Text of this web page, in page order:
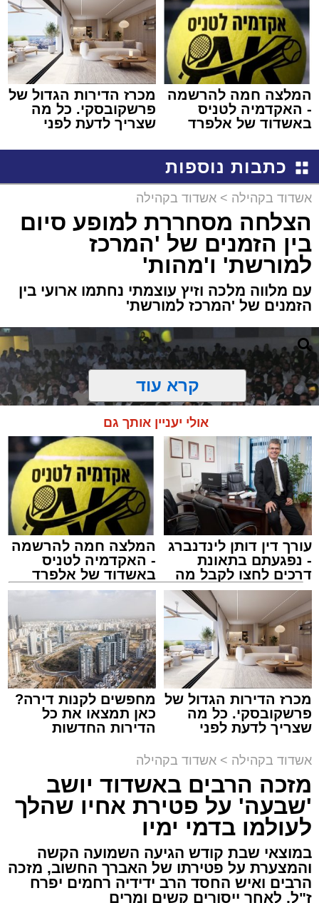
המלצה חמה להרשמה
- האקדמיה לטניס
באשדוד של אלפרד
מכרז הדירות הגדול של
פרשקובסקי. כל מה
שצריך לדעת לפני
באשדוד
כתבות נוספות
אשדוד בקהילה > אשדוד בקהילה
הצלחה מסחררת למופע סיום
בין הזמנים של 'המרכז
למורשת' ו'מהות'
עם מלווה מלכה וזיץ עוצמתי נחתמו ארועי בין
הזמנים של 'המרכז למורשת'
זיץ המרכז למורשת
מנהל האתר / 08:55 09.08.26
תגים:אבי אמסלם, המרכז למורשת, מהות,
אזולאי
לקראת סיום בין הזמנים נערך אמש מופע סיום בין
הזמנים ומלווה מלכה על ידי "המרכז למורשת"
בראשות מ"מ ראש העיר הרב אבי אמסלם בשיתוף
הרשות העירונית 'מהות' בראשות יו"ר הדירקטוריון
חבר מועצת העיר הרב מני אזולאי ומנכ"לית
הרשות הגב' סימונה מורלי - בהשתתפות למעלה
מאלף בחורי ישיבות, אברכים ותושבי העיר שגדשו
את אולם הפיס גור ברובע ז׳.
קרא עוד
אולי יעניין אותך גם
עורך דין דותן לינדנברג
- נפגעתם בתאונת
דרכים לחצו לקבל מה
שמגיע לכם
המלצה חמה להרשמה
- האקדמיה לטניס
באשדוד של אלפרד
קריאולנסקי - לילדים
מכרז הדירות הגדול של
פרשקובסקי. כל מה
שצריך לדעת לפני
באשדוד
מחפשים לקנות דירה?
כאן תמצאו את כל
הדירות החדשות
אשדוד בקהילה > אשדוד בקהילה
מזכה הרבים באשדוד יושב
'שבעה' על פטירת אחיו שהלך
לעולמו בדמי ימיו
במוצאי שבת קודש הגיעה השמועה הקשה
והמצערת על פטירתו של האברך החשוב, מזכה
הרבים ואיש החסד הרב ידידיה רחמים יפרח
ז"ל, לאחר ייסורים קשים ומרים